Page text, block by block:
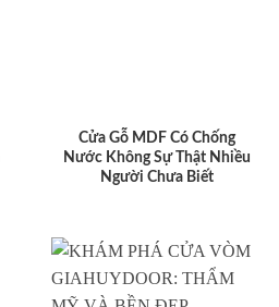
Cửa Gỗ MDF Có Chống
Nước Không Sự Thật Nhiều
Người Chưa Biết